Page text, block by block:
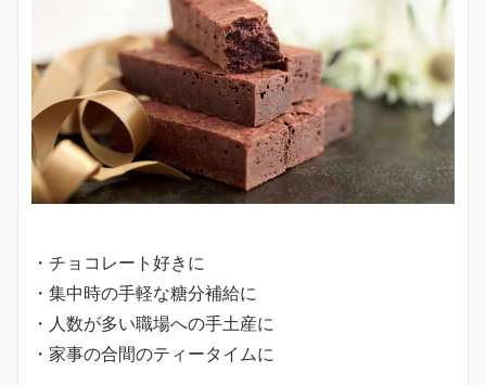
・チョコレート好きに
・集中時の手軽な糖分補給に
・人数が多い職場への手土産に
・家事の合間のティータイムに